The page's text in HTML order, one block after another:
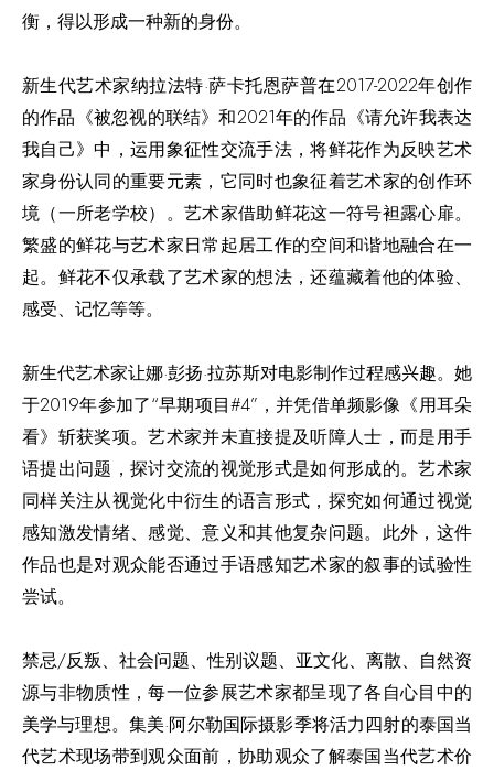
衡，得以形成一种新的身份。
新生代艺术家纳拉法特·萨卡托恩萨普在2017-2022年创作
的作品《被忽视的联结》和2021年的作品《请允许我表达
我自己》中，运用象征性交流手法，将鲜花作为反映艺术
家身份认同的重要元素，它同时也象征着艺术家的创作环
境（一所老学校）。艺术家借助鲜花这一符号袒露心扉。
繁盛的鲜花与艺术家日常起居工作的空间和谐地融合在一
起。鲜花不仅承载了艺术家的想法，还蕴藏着他的体验、
感受、记忆等等。
新生代艺术家让娜·彭扬·拉苏斯对电影制作过程感兴趣。她
于2019年参加了“早期项目#4”，并凭借单频影像《用耳朵
看》斩获奖项。艺术家并未直接提及听障人士，而是用手
语提出问题，探讨交流的视觉形式是如何形成的。艺术家
同样关注从视觉化中衍生的语言形式，探究如何通过视觉
感知激发情绪、感觉、意义和其他复杂问题。此外，这件
作品也是对观众能否通过手语感知艺术家的叙事的试验性
尝试。
禁忌/反叛、社会问题、性别议题、亚文化、离散、自然资
源与非物质性，每一位参展艺术家都呈现了各自心目中的
美学与理想。集美·阿尔勒国际摄影季将活力四射的泰国当
代艺术现场带到观众面前，协助观众了解泰国当代艺术价